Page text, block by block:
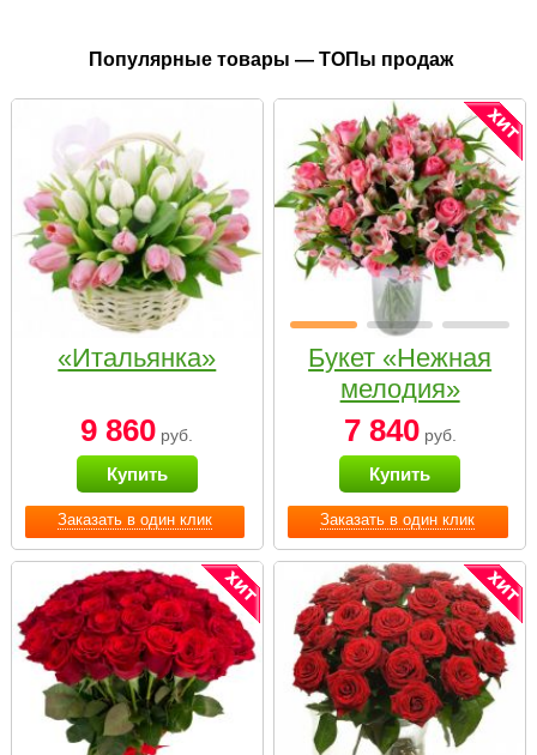
Популярные товары — ТОПы продаж
Заказать в один клик
«Итальянка»
9 860 руб.
Купить
Заказать в один клик
Букет «Нежная
мелодия»
7 840руб.
Купить